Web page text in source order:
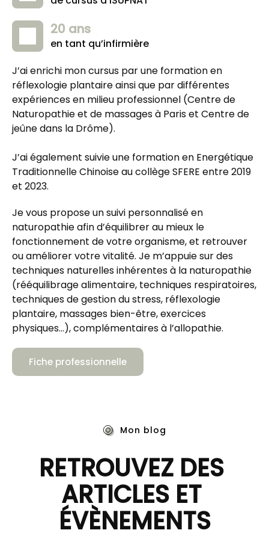
20 ans
en tant qu’infirmière
J’ai enrichi mon cursus par une formation en
réflexologie plantaire ainsi que par différentes
expériences en milieu professionnel (Centre de
Naturopathie et de massages à Paris et Centre de
jeûne dans la Drôme).
J’ai également suivie une formation en Energétique
Traditionnelle Chinoise au collège SFERE entre 2019
et 2023.
Je vous propose un suivi personnalisé en
naturopathie afin d’équilibrer au mieux le
fonctionnement de votre organisme, et retrouver
ou améliorer votre vitalité. Je m’appuie sur des
techniques naturelles inhérentes à la naturopathie
(rééquilibrage alimentaire, techniques respiratoires,
techniques de gestion du stress, réflexologie
plantaire, massages bien-être, exercices
physiques...), complémentaires à l’allopathie.
Fiche professionnelle
Mon blog
RETROUVEZ DES
ARTICLES ET
ÉVÈNEMENTS